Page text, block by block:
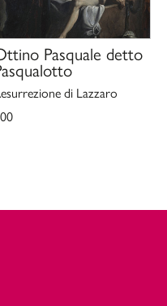
Pasquale detto
di Lazzaro